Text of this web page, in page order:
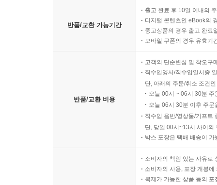
반품/교환 가능기간
출고 완료 후 10일 이내의
디지털 콘텐츠인 eBook의
중고상품의 경우 출고 완료
모바일 쿠폰의 경우 유효기
반품/교환 비용
고객의 단순변심 및 착오구
직수입양서/직수입일서중
단, 아래의 주문/취소 조건
오늘 00시 ~ 06시 30분
오늘 06시 30분 이후 주
직수입 음반/영상물/기프트
단, 당일 00시~13시 사이의
박스 포장은 택배 배송이
소비자의 책임 있는 사유로
소비자의 사용, 포장 개봉
복제가 가능한 상품 등의